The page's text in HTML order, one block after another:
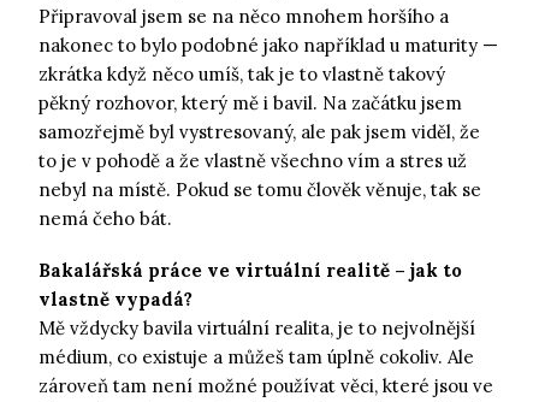
Připravoval jsem se na něco mnohem horšího a
nakonec to bylo podobné jako například u maturity —
zkrátka když něco umíš, tak je to vlastně takový
pěkný rozhovor, který mě i bavil. Na začátku jsem
samozřejmě byl vystresovaný, ale pak jsem viděl, že
to je v pohodě a že vlastně všechno vím a stres už
nebyl na místě. Pokud se tomu člověk věnuje, tak se
nemá čeho bát.
Bakalářská práce ve virtuální realitě – jak to
vlastně vypadá?
Mě vždycky bavila virtuální realita, je to nejvolnější
médium, co existuje a můžeš tam úplně cokoliv. Ale
zároveň tam není možné používat věci, které jsou ve